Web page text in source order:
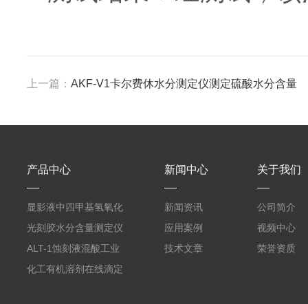
上一篇： AKF-V1卡尔费休水分测定仪测定硫酸水分含量
产品中心
显影液中四甲基氢氧化
铵的浓度测定仪
光刻胶水分含量测定仪
AKF-C6
ALT-1蚀刻液混酸工业
在线滴定分析仪
化工有机溶剂在线滴定
新闻中心
新闻资讯
应用案例
技术文章
关于我们
公司简介
视频中心
荣誉资质